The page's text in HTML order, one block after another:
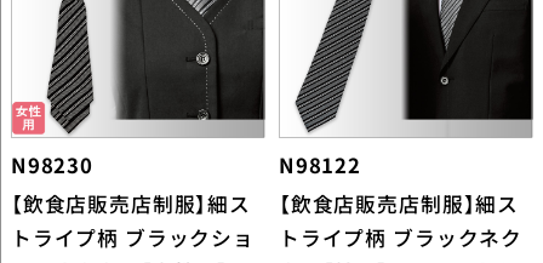
N98230
【飲食店販売店制服】細ス
トライプ柄 ブラックショ
N98122
【飲食店販売店制服】細ス
トライプ柄 ブラックネク